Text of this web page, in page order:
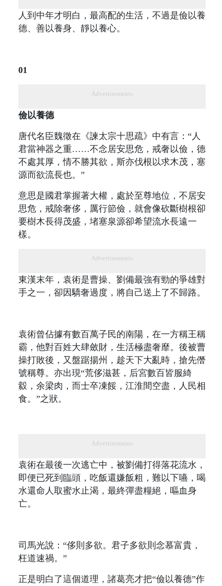
人到中年才明白，最高配的生活，不過是儉以養
德、善以養身、靜以養心。
01
Advertisements
儉以養德
唐代名臣魏徵在《諫太宗十思疏》中有言：“人
君當神器之重……不念居安思危，戒奢以儉，德
不處其厚，情不勝其欲，斯亦伐根以求木茂，塞
源而欲流長也。”
意思是國君掌握著大權，處於至尊地位，不居安
思危，戒除奢侈，厲行節儉，就會像砍斷樹根卻
要樹木長得茂盛，堵塞泉源卻希望流水長遠一
樣。
Advertisements
東漢末年，袁術是曹操、劉備最強有勁的爭雄對
手之一，卻因驕奢過度，將自己送上了不歸路。
袁術曾佔據有數百萬子民的南陽，在一方稱王稱
霸，他對百姓大肆斂財，生活極盡奢靡。後被曹
操打敗後，又盤踞揚州，趁天下大亂時，搶先僭
號稱尊。亦出現“荒侈滋甚，后宮數百皆服綺
縠，余梁肉，而士卒凍餒，江淮間空盡，人民相
食。”之狀。
Advertisements
袁術在最後一次逃亡中，被劉備打得落花流水，
即便已死到臨頭，吃飯還嫌飯粗，難以下嚥，喝
水還命人取蜜水止渴，最終彈盡糧絕，嘔血身
亡。
司馬光說：“侈則多欲。君子多欲則念慕富貴，
枉道速禍。”
正是明白了這個道理，諸葛亮才把“儉以養德”作